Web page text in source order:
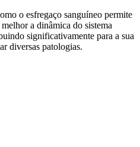
o esfregaço sanguíneo permite
a dinâmica do sistema
significativamente para a sua
diversas patologias.